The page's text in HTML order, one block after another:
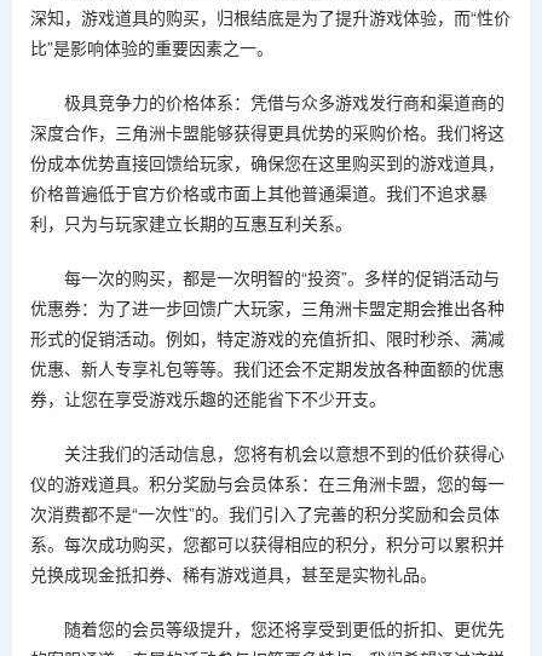
深知，游戏道具的购买，归根结底是为了提升游戏体验，而“性价
比”是影响体验的重要因素之一。
极具竞争力的价格体系：凭借与众多游戏发行商和渠道商的
深度合作，三角洲卡盟能够获得更具优势的采购价格。我们将这
份成本优势直接回馈给玩家，确保您在这里购买到的游戏道具，
价格普遍低于官方价格或市面上其他普通渠道。我们不追求暴
利，只为与玩家建立长期的互惠互利关系。
每一次的购买，都是一次明智的“投资”。多样的促销活动与
优惠券：为了进一步回馈广大玩家，三角洲卡盟定期会推出各种
形式的促销活动。例如，特定游戏的充值折扣、限时秒杀、满减
优惠、新人专享礼包等等。我们还会不定期发放各种面额的优惠
券，让您在享受游戏乐趣的还能省下不少开支。
关注我们的活动信息，您将有机会以意想不到的低价获得心
仪的游戏道具。积分奖励与会员体系：在三角洲卡盟，您的每一
次消费都不是“一次性”的。我们引入了完善的积分奖励和会员体
系。每次成功购买，您都可以获得相应的积分，积分可以累积并
兑换成现金抵扣券、稀有游戏道具，甚至是实物礼品。
随着您的会员等级提升，您还将享受到更低的折扣、更优先